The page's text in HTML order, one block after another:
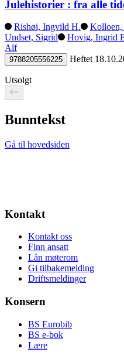
Julehistorier : fra alle
Rishøi, Ingvild H. Kolloen,
Undset, Sigrid
Hovig, Ingrid
Alf
9788205556225 Heftet
Utsolgt
Bunntekst
Gå til hovedsiden
Kontakt
Kontakt oss
Finn ansatt
Lån møterom
Gi tilbakemelding
Driftsmeldinger
Konsern
BS Eurobib
BS e-bok
Lære